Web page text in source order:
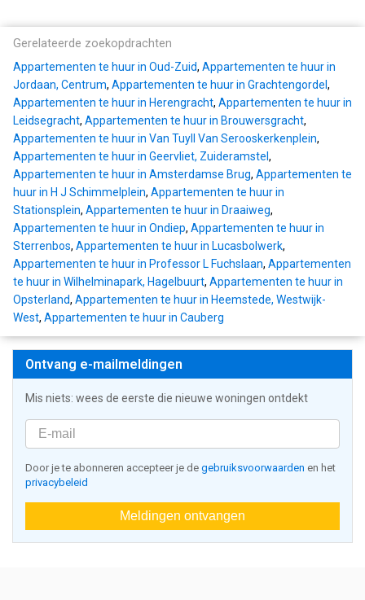
Gerelateerde zoekopdrachten
Appartementen te huur in Oud-Zuid, Appartementen te huur in
Jordaan, Centrum, Appartementen te huur in Grachtengordel ,
Appartementen te huur in Herengracht, Appartementen te huur in
Leidsegracht, Appartementen te huur in Brouwersgracht,
Appartementen te huur in Van Tuyll Van Serooskerkenplein,
Appartementen te huur in Geervliet, Zuideramstel ,
Appartementen te huur in Amsterdamse Brug, Appartementen te
huur in H J Schimmelplein, Appartementen te huur in
Stationsplein, Appartementen te huur in Draaiweg,
Appartementen te huur in Ondiep, Appartementen te huur in
Sterrenbos, Appartementen te huur in Lucasbolwerk,
Appartementen te huur in Professor L Fuchslaan, Appartementen
te huur in Wilhelminapark, Hagelbuurt, Appartementen te huur in
Opsterland, Appartementen te huur in Heemstede, Westwijk-
West, Appartementen te huur in Cauberg
Ontvang e-mailmeldingen
Mis niets: wees de eerste die nieuwe woningen ontdekt
Door je te abonneren accepteer je de gebruiksvoorwaarden en het
privacybeleid
Meldingen ontvangen